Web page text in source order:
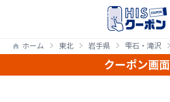
ホーム 東北 岩手県 雫石・滝沢
クーポン画面